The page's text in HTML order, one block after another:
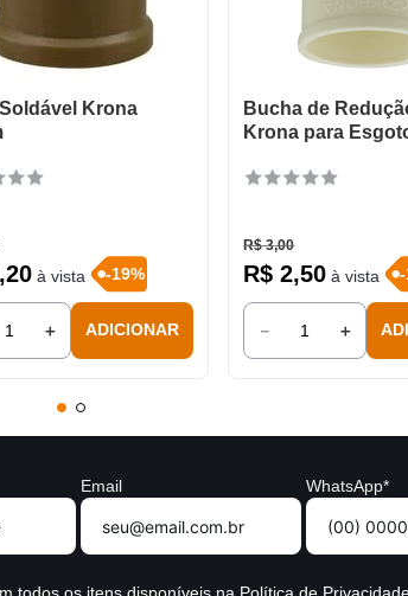
Krona
20à vista -19%
＋ ADICIONAR
Bucha de
Krona para
R$ 3,00
R$ 2,50 à vista -
＋
－
Email WhatsApp*